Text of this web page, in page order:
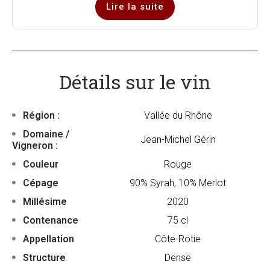
Lire la suite
Détails sur le vin
Région :
Vallée du Rhône
Domaine /
Vigneron :
Jean-Michel Gérin
Couleur
Rouge
Cépage
90% Syrah, 10% Merlot
Millésime
2020
Contenance
75 cl
Appellation
Côte-Rotie
Structure
Dense